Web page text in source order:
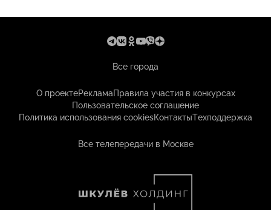
Все города
О проектеРекламаПравила участия в конкурсах
Пользовательское соглашение
Политика использования cookiesКонтактыТехподдержка
Все телепередачи в Москве